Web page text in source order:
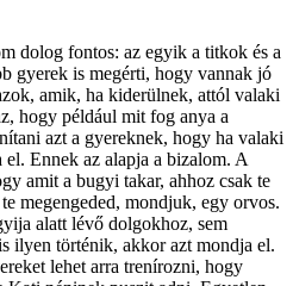
dolog fontos: az egyik a titkok és a
gyerek is megérti, hogy vannak jó
amik, ha kiderülnek, attól valaki
hogy például mit fog anya a
azt a gyereknek, hogy ha valaki
Ennek az alapja a bizalom. A
amit a bugyi takar, ahhoz csak te
megengeded, mondjuk, egy orvos.
alatt lévő dolgokhoz, sem
ilyen történik, akkor azt mondja el.
lehet arra trenírozni, hogy